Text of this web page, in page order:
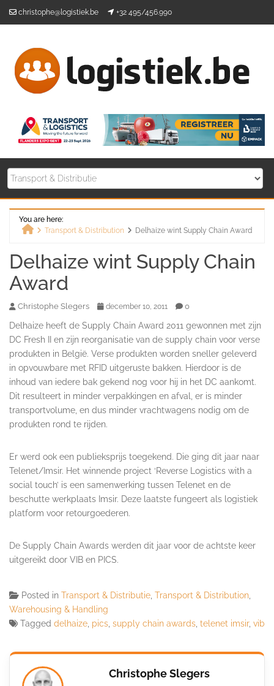
christophe@logistiek.be +32 495/456.990
You are here:
Transport & Distribution Delhaize wint Supply Chain Award
Delhaize wint Supply Chain
Award
Christophe Slegers december 10, 2011 0
Delhaize heeft de Supply Chain Award 2011 gewonnen met zijn
DC Fresh II en zijn reorganisatie van de supply chain voor verse
produkten in België. Verse produkten worden sneller geleverd
in opvouwbare met RFID uitgeruste bakken. Hierdoor is de
inhoud van iedere bak gekend nog voor hij in het DC aankomt.
Dit resulteert in minder verpakkingen en afval, er is minder
transportvolume, en dus minder vrachtwagens nodig om de
produkten rond te rijden.
Er werd ook een publieksprijs toegekend. Die ging dit jaar naar
Telenet/Imsir. Het winnende project ‘Reverse Logistics with a
social touch’ is een samenwerking tussen Telenet en de
beschutte werkplaats Imsir. Deze laatste fungeert als logistiek
platform voor retourgoederen.
De Supply Chain Awards werden dit jaar voor de achtste keer
uitgereikt door VIB en PICS.
Posted in Transport & Distributie Transport & Distribution
Warehousing & Handling
Tagged delhaize pics supply chain awards telenet imsir, vib
Christophe Slegers